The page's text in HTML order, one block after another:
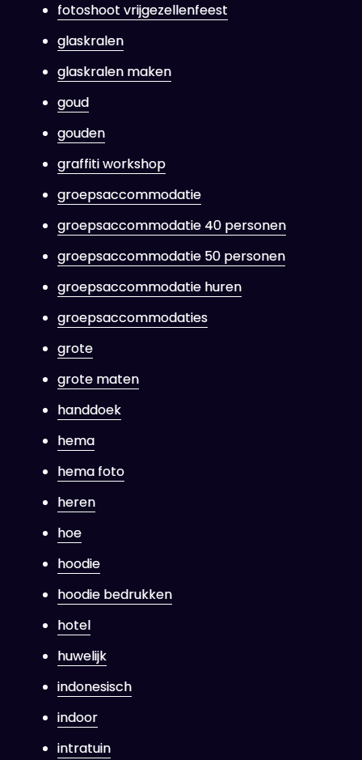
fotoshoot vrijgezellenfeest
glaskralen
glaskralen maken
goud
gouden
graffiti workshop
groepsaccommodatie
groepsaccommodatie 40 personen
groepsaccommodatie 50 personen
groepsaccommodatie huren
groepsaccommodaties
grote
grote maten
handdoek
hema
hema foto
heren
hoe
hoodie
hoodie bedrukken
hotel
huwelijk
indonesisch
indoor
intratuin